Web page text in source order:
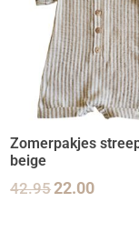
Zomerpakjes
beige
42.9522.00